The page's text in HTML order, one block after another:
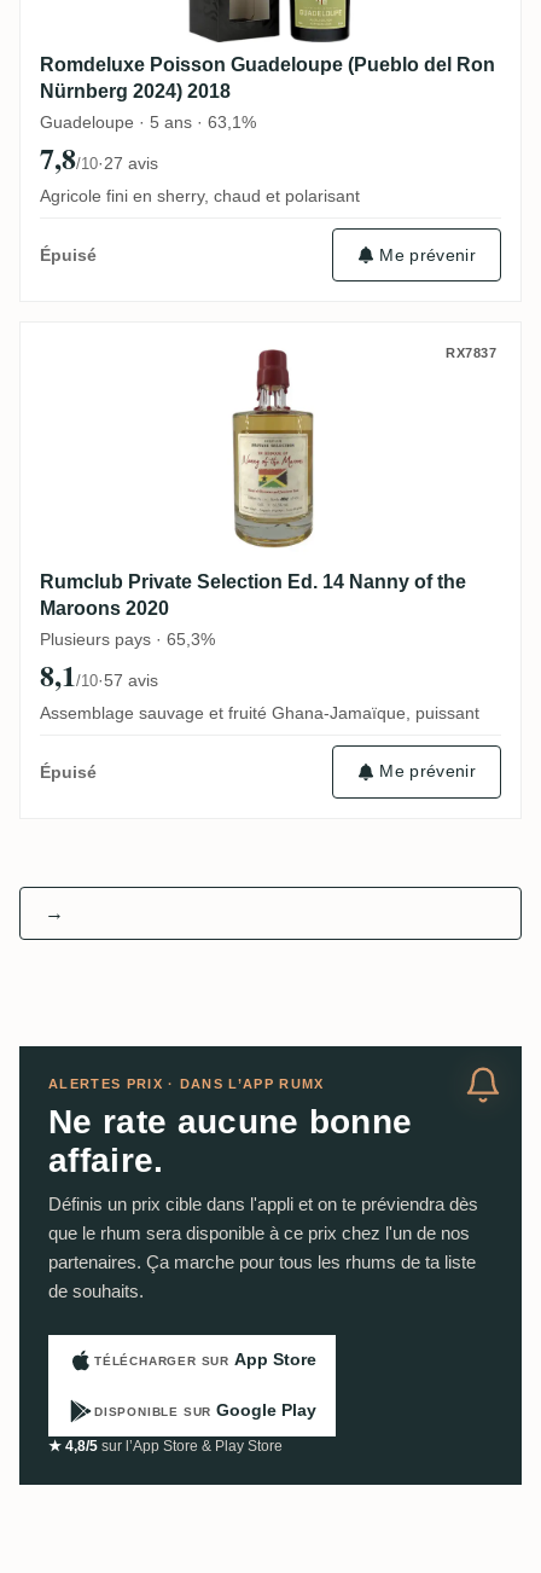
Romdeluxe Poisson Guadeloupe (Pueblo del Ron
Nürnberg 2024) 2018
Guadeloupe · 5 ans · 63,1%
7,8/10·27 avis
Agricole fini en sherry, chaud et polarisant
Épuisé Me prévenir
Rumclub Private Selection Ed. 14 Nanny
RX7837
Rumclub Private Selection Ed. 14 Nanny of the
Maroons 2020
Plusieurs pays · 65,3%
8,1/10·57 avis
Assemblage sauvage et fruité Ghana-Jamaïque, puissant
Épuisé Me prévenir
→
ALERTES PRIX · DANS L’APP RUMX
Ne rate aucune bonne
affaire.
Définis un prix cible dans l'appli et on te préviendra dès
que le rhum sera disponible à ce prix chez l'un de nos
partenaires. Ça marche pour tous les rhums de ta liste
de souhaits.
TÉLÉCHARGER SUR App Store
DISPONIBLE SUR Google Play
★ 4,8/5 sur l’App Store & Play Store